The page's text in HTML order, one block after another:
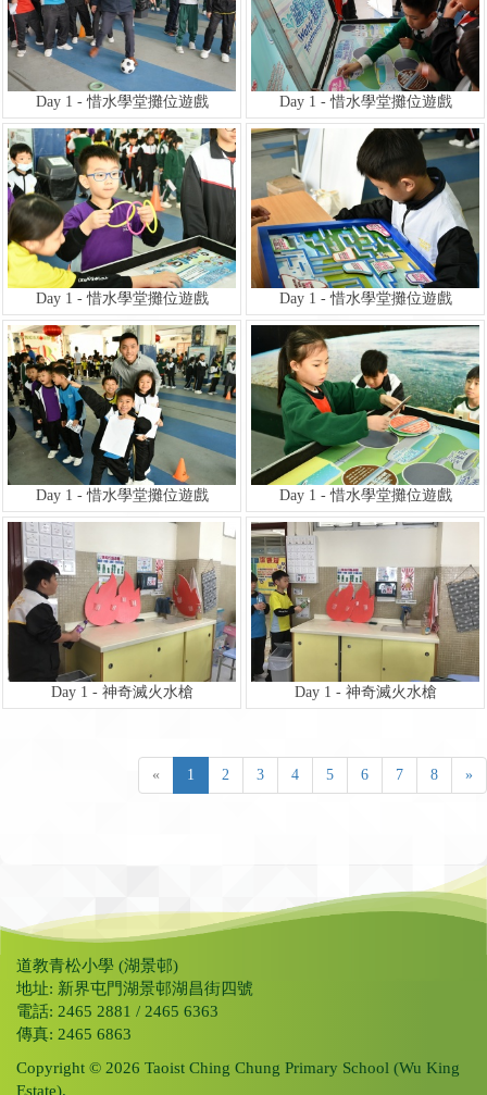
Day 1 - 惜水學堂攤位遊戲 Day 1 - 惜水學堂攤位遊戲
Day 1 - 惜水學堂攤位遊戲 Day 1 - 惜水學堂攤位遊戲
Day 1 - 惜水學堂攤位遊戲 Day 1 - 惜水學堂攤位遊戲
Day 1 - 神奇滅火水槍 Day 1 - 神奇滅火水槍
« 1 2 3 4 5 6 7 8 »
道教青松小學 (湖景邨)
地址: 新界屯門湖景邨湖昌街四號
電話: 2465 2881 / 2465 6363
傳真: 2465 6863
Copyright © 2026 Taoist Ching Chung Primary School (Wu King
Estate).